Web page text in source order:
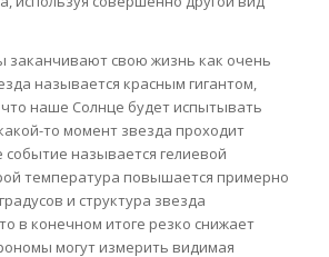
заканчивают свою жизнь как очень
называется красным гигантом,
наше Солнце будет испытывать
то момент звезда проходит
событие называется гелиевой
температура повышается примерно
и структура звезда
в конечном итоге резко снижает
могут измерить видимая